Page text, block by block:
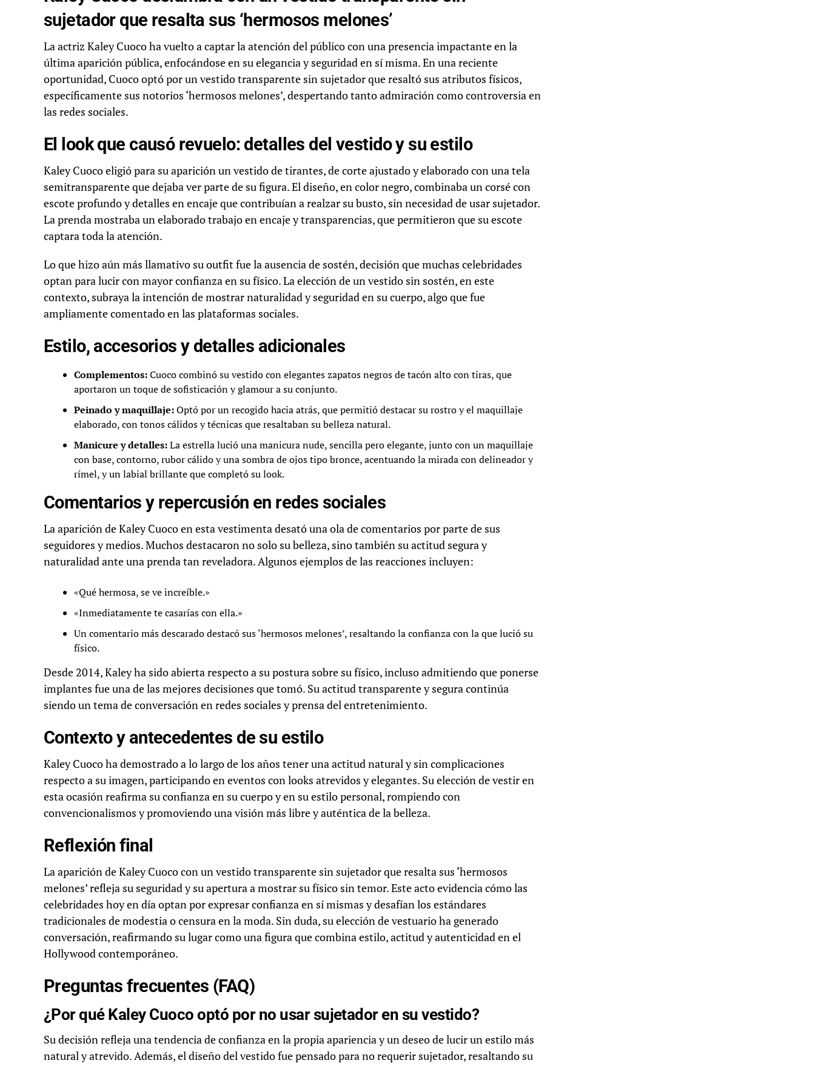
sujetador que resalta sus ‘hermosos melones’
La actriz Kaley Cuoco ha vuelto a captar la atención del público con una presencia impactante en la
última aparición pública, enfocándose en su elegancia y seguridad en sí misma. En una reciente
oportunidad, Cuoco optó por un vestido transparente sin sujetador que resaltó sus atributos físicos,
específicamente sus notorios ‘hermosos melones’, despertando tanto admiración como controversia en
las redes sociales.
El look que causó revuelo: detalles del vestido y su estilo
Kaley Cuoco eligió para su aparición un vestido de tirantes, de corte ajustado y elaborado con una tela
semitransparente que dejaba ver parte de su figura. El diseño, en color negro, combinaba un corsé con
escote profundo y detalles en encaje que contribuían a realzar su busto, sin necesidad de usar sujetador.
La prenda mostraba un elaborado trabajo en encaje y transparencias, que permitieron que su escote
captara toda la atención.
Lo que hizo aún más llamativo su outfit fue la ausencia de sostén, decisión que muchas celebridades
optan para lucir con mayor confianza en su físico. La elección de un vestido sin sostén, en este
contexto, subraya la intención de mostrar naturalidad y seguridad en su cuerpo, algo que fue
ampliamente comentado en las plataformas sociales.
Estilo, accesorios y detalles adicionales
Complementos:Cuoco combinó su vestido con elegantes zapatos negros de tacón alto con tiras, que
aportaron un toque de sofisticación y glamour a su conjunto.
Peinado y maquillaje:Optó por un recogido hacia atrás, que permitió destacar su rostro y el maquillaje
elaborado, con tonos cálidos y técnicas que resaltaban su belleza natural.
Manicure y detalles:La estrella lució una manicura nude, sencilla pero elegante, junto con un maquillaje
con base, contorno, rubor cálido y una sombra de ojos tipo bronce, acentuando la mirada con delineador y
rímel, y un labial brillante que completó su look.
Comentarios y repercusión en redes sociales
La aparición de Kaley Cuoco en esta vestimenta desató una ola de comentarios por parte de sus
seguidores y medios. Muchos destacaron no solo su belleza, sino también su actitud segura y
naturalidad ante una prenda tan reveladora. Algunos ejemplos de las reacciones incluyen:
«Qué hermosa, se ve increíble.»
«Inmediatamente te casarías con ella.»
Un comentario más descarado destacó sus ‘hermosos melones’, resaltando la confianza con la que lució su
físico.
Desde 2014, Kaley ha sido abierta respecto a su postura sobre su físico, incluso admitiendo que ponerse
implantes fue una de las mejores decisiones que tomó. Su actitud transparente y segura continúa
siendo un tema de conversación en redes sociales y prensa del entretenimiento.
Contexto y antecedentes de su estilo
Kaley Cuoco ha demostrado a lo largo de los años tener una actitud natural y sin complicaciones
respecto a su imagen, participando en eventos con looks atrevidos y elegantes. Su elección de vestir en
esta ocasión reafirma su confianza en su cuerpo y en su estilo personal, rompiendo con
convencionalismos y promoviendo una visión más libre y auténtica de la belleza.
Reflexión final
La aparición de Kaley Cuoco con un vestido transparente sin sujetador que resalta sus ‘hermosos
melones’ refleja su seguridad y su apertura a mostrar su físico sin temor. Este acto evidencia cómo las
celebridades hoy en día optan por expresar confianza en sí mismas y desafían los estándares
tradicionales de modestia o censura en la moda. Sin duda, su elección de vestuario ha generado
conversación, reafirmando su lugar como una figura que combina estilo, actitud y autenticidad en el
Hollywood contemporáneo.
Preguntas frecuentes (FAQ)
¿Por qué Kaley Cuoco optó por no usar sujetador en su vestido?
Su decisión refleja una tendencia de confianza en la propia apariencia y un deseo de lucir un estilo más
natural y atrevido. Además, el diseño del vestido fue pensado para no requerir sujetador, resaltando su